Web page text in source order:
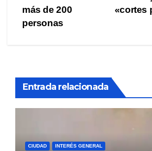
de
entradas
«cortes
más de 200
personas
Entrada relacionada
CIUDAD INTERÉS GENERAL